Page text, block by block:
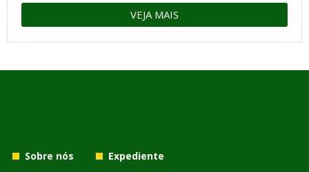
VEJA MAIS
Sobre nós
Expediente